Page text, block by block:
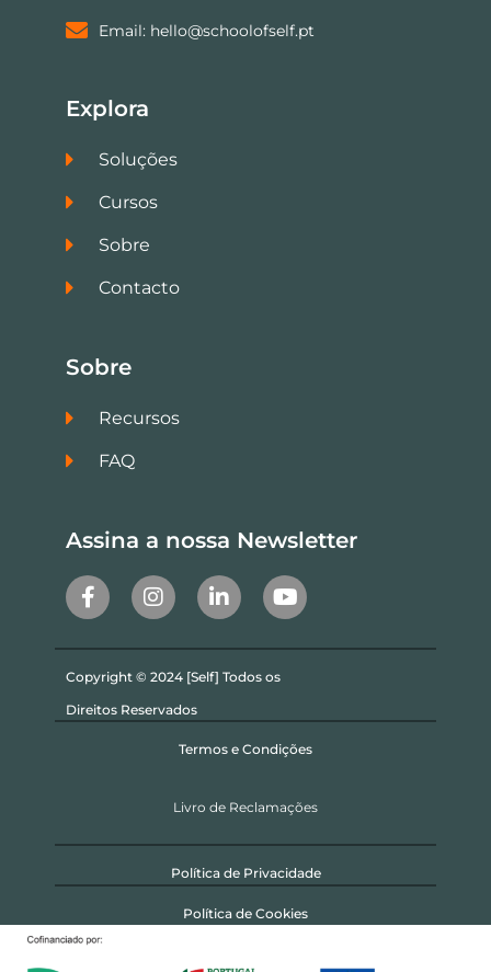
Email: hello@schoolofself.pt
Explora
Soluções
Cursos
Sobre
Contacto
Sobre
Recursos
FAQ
Assina a nossa Newsletter
Copyright © 2024 [Self] Todos os
Direitos Reservados
Termos e Condições
Livro de Reclamações
Política de Privacidade
Política de Cookies